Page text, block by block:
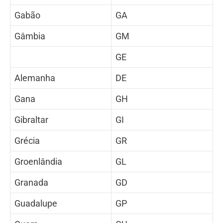
Gabão
GA
Gâmbia
GM
GE
Alemanha
DE
Gana
GH
Gibraltar
GI
Grécia
GR
Groenlândia
GL
Granada
GD
Guadalupe
GP